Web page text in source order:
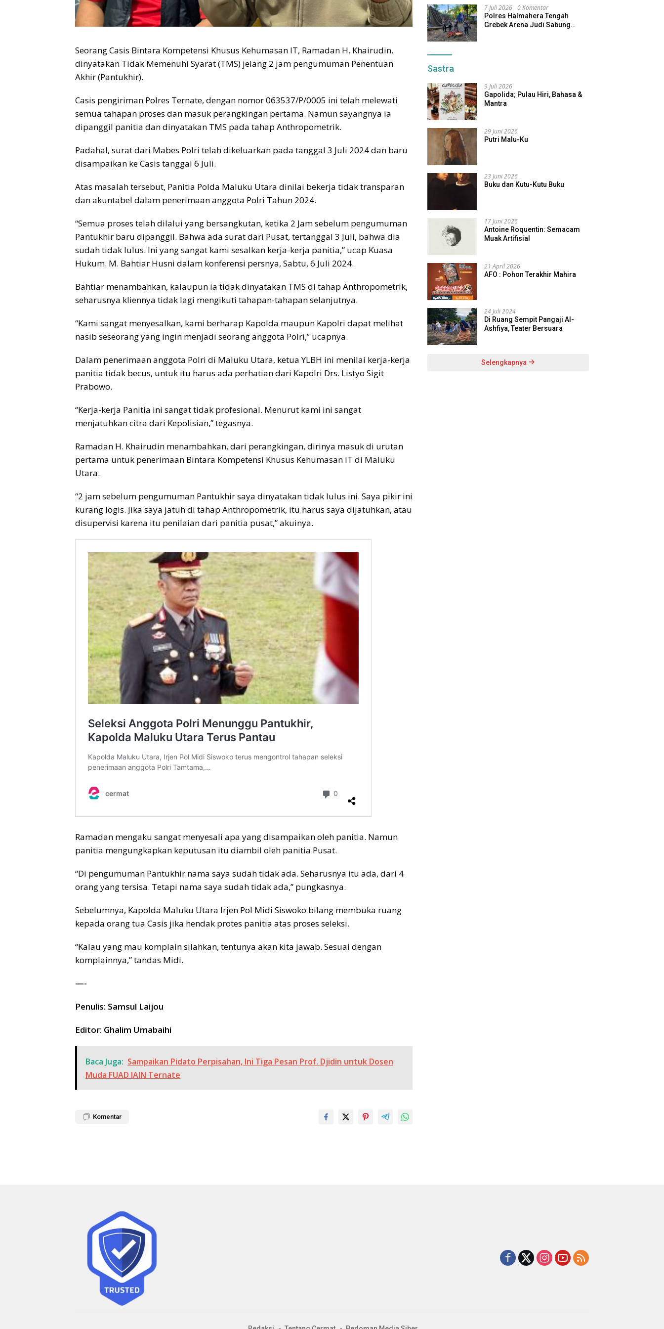
Seorang Casis Bintara Kompetensi Khusus Kehumasan IT, Ramadan H. Khairudin,
dinyatakan Tidak Memenuhi Syarat (TMS) jelang 2 jam pengumuman Penentuan
Akhir (Pantukhir).
Casis pengiriman Polres Ternate, dengan nomor 063537/P/0005 ini telah melewati
semua tahapan proses dan masuk perangkingan pertama. Namun sayangnya ia
dipanggil panitia dan dinyatakan TMS pada tahap Anthropometrik.
Padahal, surat dari Mabes Polri telah dikeluarkan pada tanggal 3 Juli 2024 dan baru
disampaikan ke Casis tanggal 6 Juli.
Atas masalah tersebut, Panitia Polda Maluku Utara dinilai bekerja tidak transparan
dan akuntabel dalam penerimaan anggota Polri Tahun 2024.
“Semua proses telah dilalui yang bersangkutan, ketika 2 Jam sebelum pengumuman
Pantukhir baru dipanggil. Bahwa ada surat dari Pusat, tertanggal 3 Juli, bahwa dia
sudah tidak lulus. Ini yang sangat kami sesalkan kerja-kerja panitia,” ucap Kuasa
Hukum. M. Bahtiar Husni dalam konferensi persnya, Sabtu, 6 Juli 2024.
Bahtiar menambahkan, kalaupun ia tidak dinyatakan TMS di tahap Anthropometrik,
seharusnya kliennya tidak lagi mengikuti tahapan-tahapan selanjutnya.
“Kami sangat menyesalkan, kami berharap Kapolda maupun Kapolri dapat melihat
nasib seseorang yang ingin menjadi seorang anggota Polri,” ucapnya.
Dalam penerimaan anggota Polri di Maluku Utara, ketua YLBH ini menilai kerja-kerja
panitia tidak becus, untuk itu harus ada perhatian dari Kapolri Drs. Listyo Sigit
Prabowo.
“Kerja-kerja Panitia ini sangat tidak profesional. Menurut kami ini sangat
menjatuhkan citra dari Kepolisian,” tegasnya.
Ramadan H. Khairudin menambahkan, dari perangkingan, dirinya masuk di urutan
pertama untuk penerimaan Bintara Kompetensi Khusus Kehumasan IT di Maluku
Utara.
“2 jam sebelum pengumuman Pantukhir saya dinyatakan tidak lulus ini. Saya pikir ini
kurang logis. Jika saya jatuh di tahap Anthropometrik, itu harus saya dijatuhkan, atau
disupervisi karena itu penilaian dari panitia pusat,” akuinya.
Ramadan mengaku sangat menyesali apa yang disampaikan oleh panitia. Namun
panitia mengungkapkan keputusan itu diambil oleh panitia Pusat.
“Di pengumuman Pantukhir nama saya sudah tidak ada. Seharusnya itu ada, dari 4
orang yang tersisa. Tetapi nama saya sudah tidak ada,” pungkasnya.
Sebelumnya, Kapolda Maluku Utara Irjen Pol Midi Siswoko bilang membuka ruang
kepada orang tua Casis jika hendak protes panitia atas proses seleksi.
“Kalau yang mau komplain silahkan, tentunya akan kita jawab. Sesuai dengan
komplainnya,” tandas Midi.
—-
Penulis: Samsul Laijou
Editor: Ghalim Umabaihi
Baca Juga: Sampaikan Pidato Perpisahan, Ini Tiga Pesan Prof. Djidin untuk Dosen
Muda FUAD IAIN Ternate
Komentar
7 Juli 2026 0 Komentar
Polres Halmahera Tengah
Grebek Arena Judi Sabung
Sastra
9 Juli 2026
Gapolida; Pulau Hiri, Bahasa &
Mantra
29 Juni 2026
Putri Malu-Ku
23 Juni 2026
Buku dan Kutu-Kutu Buku
17 Juni 2026
Antoine Roquentin: Semacam
Muak Artifisial
21 April 2026
AFO : Pohon Terakhir Mahira
24 Juli 2024
Di Ruang Sempit Pangaji Al-
Ashfiya, Teater Bersuara
Selengkapnya